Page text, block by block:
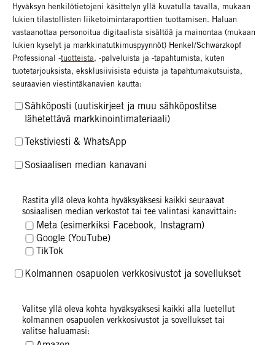
Hyväksyn henkilötietojeni käsittelyn yllä kuvatulla tavalla, mukaan
lukien tilastollisten liiketoimintaraporttien tuottamisen. Haluan
vastaanottaa personoitua digitaalista sisältöä ja mainontaa (mukaan
lukien kyselyt ja markkinatutkimuspyynnöt) Henkel/Schwarzkopf
Professional -tuotteista, -palveluista ja -tapahtumista, kuten
tuotetarjouksista, eksklusiivisista eduista ja tapahtumakutsuista,
seuraavien viestintäkanavien kautta:
Sähköposti (uutiskirjeet ja muu sähköpostitse
lähetettävä markkinointimateriaali)
Tekstiviesti & WhatsApp
Sosiaalisen median kanavani
sosiaalisen median alustan ylläpitäjä. Voimme lisäksi luovuttaa
sähköpostiosoitteesi tai muita tunnistetietoja (tarvittaessa
salatussa tai tiivistetyssä muodossa) edellä mainittujen tietojen
lisäksi personointia varten sekä tunnistettujen ominaisuuksien ja
kiinnostuksen kohteiden perusteella. Saadaksesi lisätietoa tutustu:
Tietosuojaseloste
Rastita yllä oleva kohta hyväksyäksesi kaikki seuraavat
sosiaalisen median verkostot tai tee valintasi kanavittain:
Meta (esimerkiksi Facebook, Instagram)
Google (YouTube)
TikTok
Kolmannen osapuolen verkkosivustot ja sovellukset
mainosverkoston tai verkkosivuston ylläpitäjä. Voimme lisäksi
luovuttaa sähköpostiosoitteesi tai muita tunnistetietoja
Valitse yllä oleva kohta hyväksyäksesi kaikki alla luetellut
kolmannen osapuolen verkkosivustot ja sovellukset tai
valitse haluamasi: